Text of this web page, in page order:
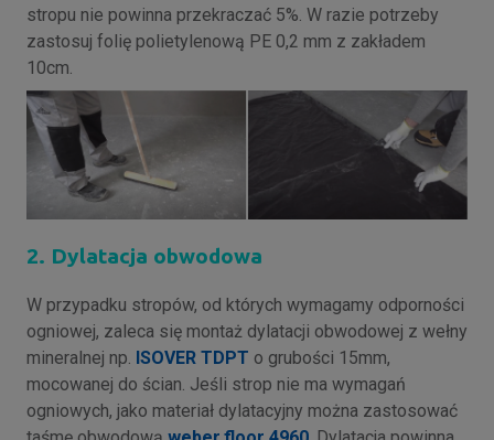
stropu nie powinna przekraczać 5%. W razie potrzeby
zastosuj folię polietylenową PE 0,2 mm z zakładem
10cm.
2. Dylatacja obwodowa
W przypadku stropów, od których wymagamy odporności
ogniowej, zaleca się montaż dylatacji obwodowej z wełny
mineralnej np. ISOVER TDPT o grubości 15mm,
mocowanej do ścian. Jeśli strop nie ma wymagań
ogniowych, jako materiał dylatacyjny można zastosować